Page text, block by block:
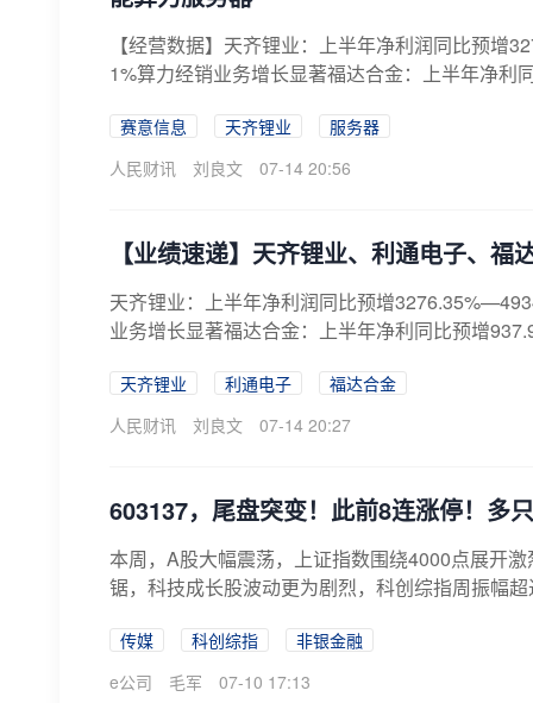
【经营数据】天齐锂业：上半年净利润同比预
1%算力经销业务增长显著福达合金：上半年净利
赛意信息 天齐锂业
服务器
人民财讯
刘良文 07-14 20:56
【业绩速递】天齐锂业、利通电子、
天齐锂业：上半年净利润同比预增
业务增长显著福达合金：上半年净利同比预增
天齐锂业 利通电子
福达合金
人民财讯
刘良文 07-14 20:27
603137，尾盘突变！此前8连涨停！多
本周，A股大幅震荡，上证指数围绕4000点展开
锯，科技成长股波动更为剧烈，科创综指周振幅
传媒 科创综指
非银金融
e公司
毛军 07-10 17:13